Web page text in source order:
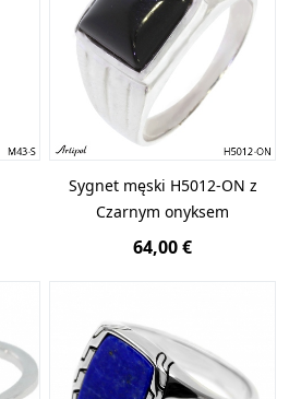
Sygnet męski H5012-ON z
Czarnym onyksem
64,00 €